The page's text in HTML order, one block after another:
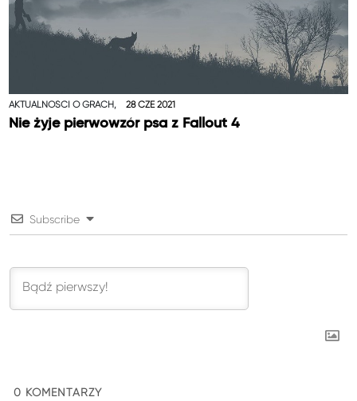
AKTUALNOŚCI O GRACH, 28 CZE 2021
Nie żyje pierwowzór psa z Fallout 4
Subscribe
0 KOMENTARZY